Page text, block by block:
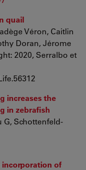
quail
Véron, Caitlin
Doran, Jérome
2020, Serralbo et
increases the
in zebrafish
G, Schottenfeld-
incorporation of